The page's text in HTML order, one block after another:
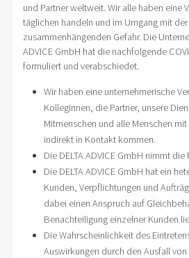
und Partner weltweit. Wir alle haben eine
täglichen handeln und im Umgang mit
zusammenhängenden Gefahr. Die
ADVICE GmbH hat die nachfolgende
formuliert und verabschiedet.
Wir haben eine unternehmerische
KollegInnen, die Partner, unsere
Mitmenschen und alle Menschen
indirekt in Kontakt kommen.
Die DELTA ADVICE GmbH nimmt
Die DELTA ADVICE GmbH hat ein
Kunden, Verpflichtungen und
dabei einen Anspruch auf
Benachteiligung einzelner Kunden
Die Wahrscheinlichkeit des
Auswirkungen durch den Ausfall